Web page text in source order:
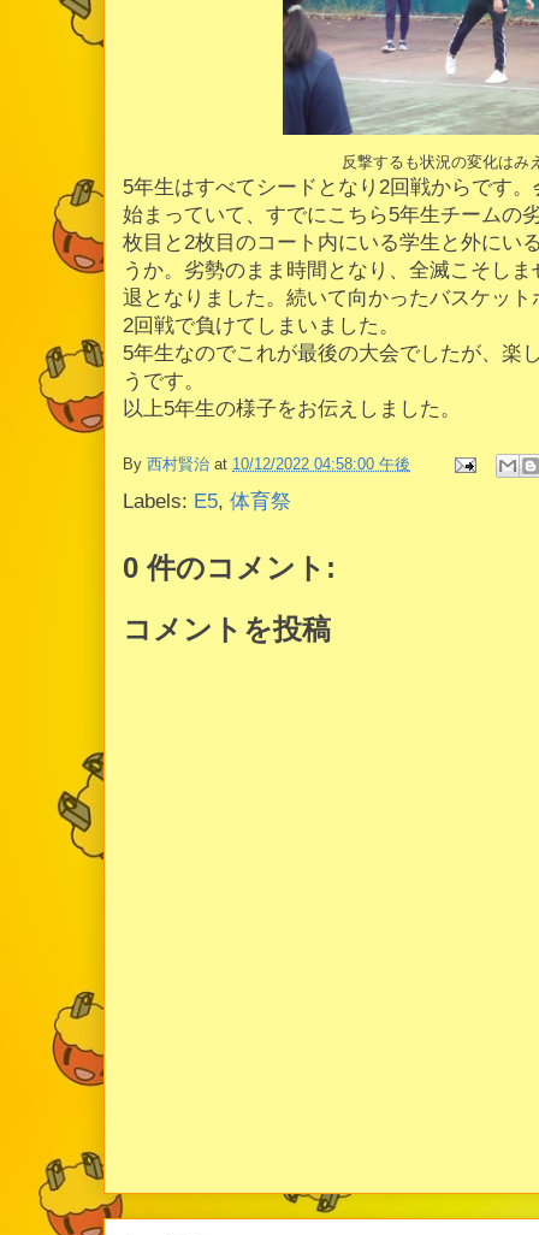
反撃するも状況の変化はみ
5年生はすべてシードとなり2回戦からです
始まっていて、すでにこちら5年生チームの
枚目と2枚目のコート内にいる学生と外にい
うか。劣勢のまま時間となり、全滅こそし
退となりました。続いて向かったバスケッ
2回戦で負けてしまいました。
5年生なのでこれが最後の大会でしたが、楽
うです。
以上5年生の様子をお伝えしました。
By 西村賢治 at 10/12/2022 04:58:00 午後
Labels: E5, 体育祭
0 件のコメント:
コメントを投稿